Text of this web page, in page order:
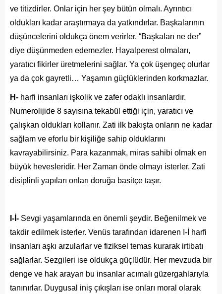
ve titizdirler. Onlar için her şey bütün olmalı. Ayrıntıcı
oldukları kadar araştırmaya da yatkındırlar. Başkalarının
düşüncelerini oldukça önem verirler. “Başkaları ne der”
diye düşünmeden edemezler. Hayalperest olmaları,
yaratıcı fikirler üretmelerini sağlar. Ya çok üşengeç olurlar
ya da çok gayretli… Yaşamın güçlüklerinden korkmazlar.
H- harfi insanları işkolik ve zafer odaklı insanlardır.
Numerolijide 8 sayısına tekabül ettiği için, yaratıcı ve
çalışkan oldukları kollanır. Zati ilk bakışta onların ne kadar
sağlam ve eforlu bir kişiliğe sahip olduklarını
kavrayabilirsiniz. Para kazanmak, miras sahibi olmak en
büyük hevesleridir. Her Zaman önde olmayı isterler. Zati
disiplinli yapıları onları doruğa basitçe taşır.
I-İ- Sevgi yaşamlarında en önemli şeydir. Beğenilmek ve
takdir edilmek isterler. Venüs tarafından idarenen I-İ harfi
insanları aşkı arzularlar ve fiziksel temas kurarak irtibatı
sağlarlar. Sezgileri ise oldukça güçlüdür. Her mevzuda bir
denge ve hak arayan bu insanlar acımalı güzergahlarıyla
tanınırlar. Duygusal iniş çıkışları ise onları moral olarak